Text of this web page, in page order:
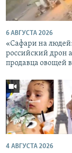
6 АВГУСТА 2026
«Cафари на
российский дрон
продавца овощей
4 АВГУСТА 2026